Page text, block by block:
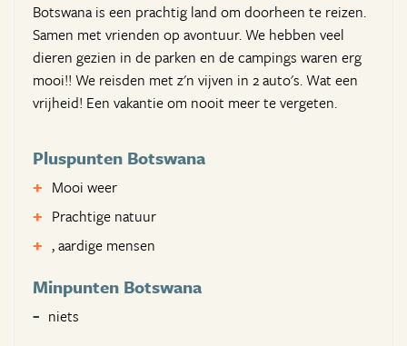
Botswana is een prachtig land om doorheen te reizen.
Samen met vrienden op avontuur. We hebben veel
dieren gezien in de parken en de campings waren erg
mooi!! We reisden met z'n vijven in 2 auto's. Wat een
vrijheid! Een vakantie om nooit meer te vergeten.
Pluspunten Botswana
Mooi weer
Prachtige natuur
, aardige mensen
Minpunten Botswana
niets